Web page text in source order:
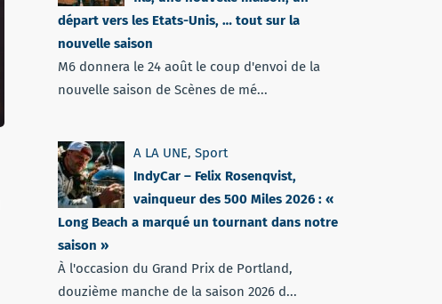
départ vers les Etats-Unis, … tout sur la
nouvelle saison
M6 donnera le 24 août le coup d'envoi de la
nouvelle saison de Scènes de mé...
A LA UNE, Sport
IndyCar – Felix Rosenqvist,
vainqueur des 500 Miles 2026 : «
Long Beach a marqué un tournant dans notre
saison »
À l'occasion du Grand Prix de Portland,
douzième manche de la saison 2026 d...